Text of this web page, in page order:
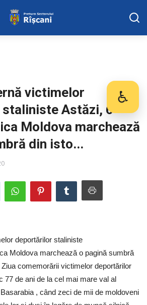
♿
+373 (22) 44 10
victimelor
​Astăzi, 6
Moldova marchează
din isto...
deportărilor staliniste
Moldova marchează o pagină sumbră
comemorării victimelor deportărilor
77 de ani de la cel mai mare val al
, când zeci de mii de moldoveni